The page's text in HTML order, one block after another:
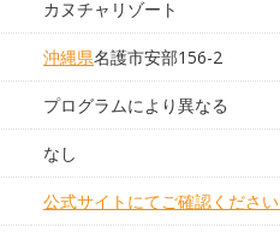
カヌチャリゾート
沖縄県名護市安部156-2
プログラムにより異なる
なし
公式サイトにてご確認ください